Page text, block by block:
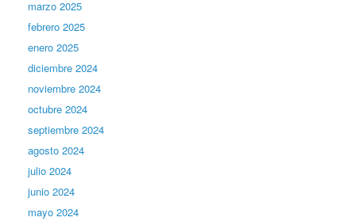
marzo 2025
febrero 2025
enero 2025
diciembre 2024
noviembre 2024
octubre 2024
septiembre 2024
agosto 2024
julio 2024
junio 2024
mayo 2024